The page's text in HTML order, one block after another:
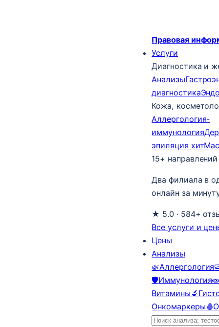
Правовая
Услуги
Диагностика и
Анализы
диагностика
Кожа,
Аллергология-
иммунология
эпиляция хит
15+
Два филиала в
онлайн за
★ 5.0 · 584+
Все услуги и
Цены
Анализы
🌿Аллергология
🛡️Иммунология
Витамины 🔬
Онкомаркеры 🩸